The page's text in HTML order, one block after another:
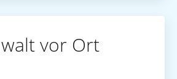
vor Ort